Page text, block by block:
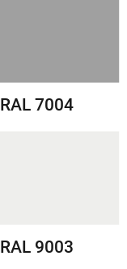
RAL 7004
RAL 9003